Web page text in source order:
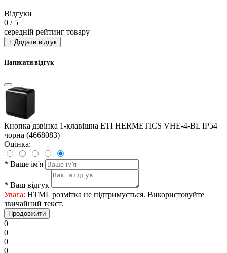
Відгуки
0 / 5
середній рейтинг товару
+ Додати відгук
Написати відгук
Кнопка дзвінка 1-клавішна ETI HERMETICS VHE-4-BL IP54
чорна (4668083)
Оцінка:
* Ваше ім'я
* Ваш відгук
Увага: HTML розмітка не підтримується. Використовуйте
звичайний текст.
Продовжити
0
0
0
0